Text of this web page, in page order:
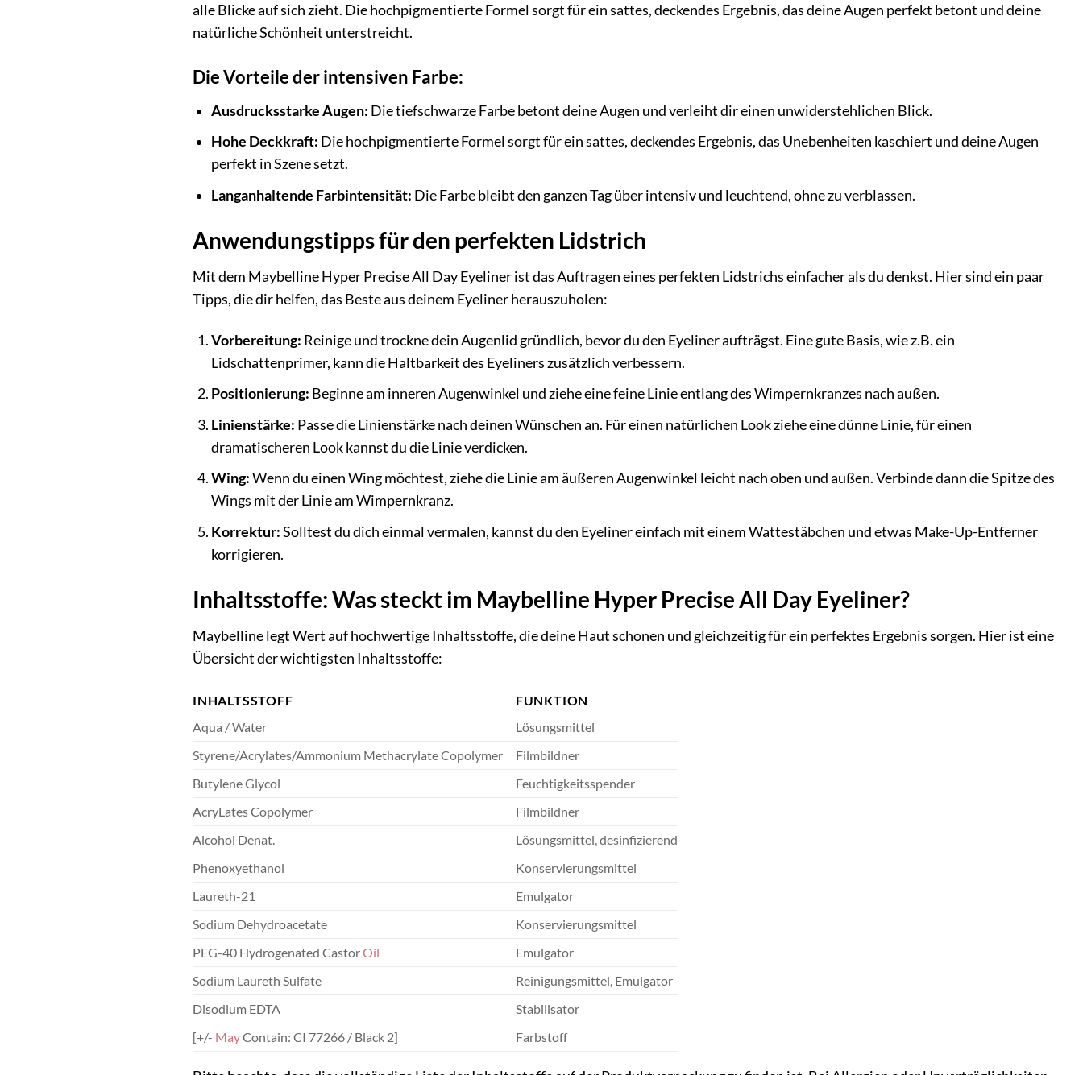
alle Blicke auf sich zieht. Die hochpigmentierte Formel sorgt für ein sattes, deckendes Ergebnis, das deine Augen perfekt betont und deine
natürliche Schönheit unterstreicht.
Die Vorteile der intensiven Farbe:
Ausdrucksstarke Augen: Die tiefschwarze Farbe betont deine Augen und verleiht dir einen unwiderstehlichen Blick.
Hohe Deckkraft: Die hochpigmentierte Formel sorgt für ein sattes, deckendes Ergebnis, das Unebenheiten kaschiert und deine Augen
perfekt in Szene setzt.
Langanhaltende Farbintensität: Die Farbe bleibt den ganzen Tag über intensiv und leuchtend, ohne zu verblassen.
Anwendungstipps für den perfekten Lidstrich
Mit dem Maybelline Hyper Precise All Day Eyeliner ist das Auftragen eines perfekten Lidstrichs einfacher als du denkst. Hier sind ein paar
Tipps, die dir helfen, das Beste aus deinem Eyeliner herauszuholen:
Vorbereitung: Reinige und trockne dein Augenlid gründlich, bevor du den Eyeliner aufträgst. Eine gute Basis, wie z.B. ein
Lidschattenprimer, kann die Haltbarkeit des Eyeliners zusätzlich verbessern.
Positionierung: Beginne am inneren Augenwinkel und ziehe eine feine Linie entlang des Wimpernkranzes nach außen.
Linienstärke: Passe die Linienstärke nach deinen Wünschen an. Für einen natürlichen Look ziehe eine dünne Linie, für einen
dramatischeren Look kannst du die Linie verdicken.
Wing:Wenn du einen Wing möchtest, ziehe die Linie am äußeren Augenwinkel leicht nach oben und außen. Verbinde dann die Spitze des
Wings mit der Linie am Wimpernkranz.
Korrektur:Solltest du dich einmal vermalen, kannst du den Eyeliner einfach mit einem Wattestäbchen und etwas Make-Up-Entferner
korrigieren.
Inhaltsstoffe: Was steckt im Maybelline Hyper Precise All Day Eyeliner?
Maybelline legt Wert auf hochwertige Inhaltsstoffe, die deine Haut schonen und gleichzeitig für ein perfektes Ergebnis sorgen. Hier ist eine
Übersicht der wichtigsten Inhaltsstoffe:
INHALTSSTOFF
FUNKTION
Aqua / Water
Lösungsmittel
Styrene/Acrylates/Ammonium Methacrylate Copolymer
Filmbildner
Butylene Glycol
Feuchtigkeitsspender
AcryLates Copolymer
Filmbildner
Alcohol Denat.
Lösungsmittel, desinfizierend
Phenoxyethanol
Konservierungsmittel
Laureth-21
Emulgator
Sodium Dehydroacetate
Konservierungsmittel
PEG-40 Hydrogenated CastorOil
Emulgator
Sodium Laureth Sulfate
Reinigungsmittel, Emulgator
Disodium EDTA
Stabilisator
[+/- MayContain: CI 77266 / Black 2] Farbstoff